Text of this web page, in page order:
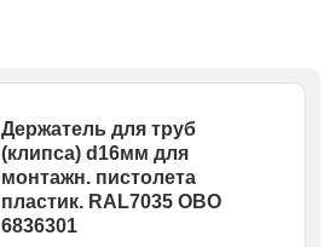
Держатель для труб
(клипса) d16мм для
монтажн. пистолета
пластик. RAL7035 OBO
6836301